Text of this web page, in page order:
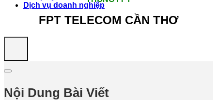
Dịch vụ doanh nghiệp
FPT TELECOM CẦN THƠ
Nội Dung Bài Viết